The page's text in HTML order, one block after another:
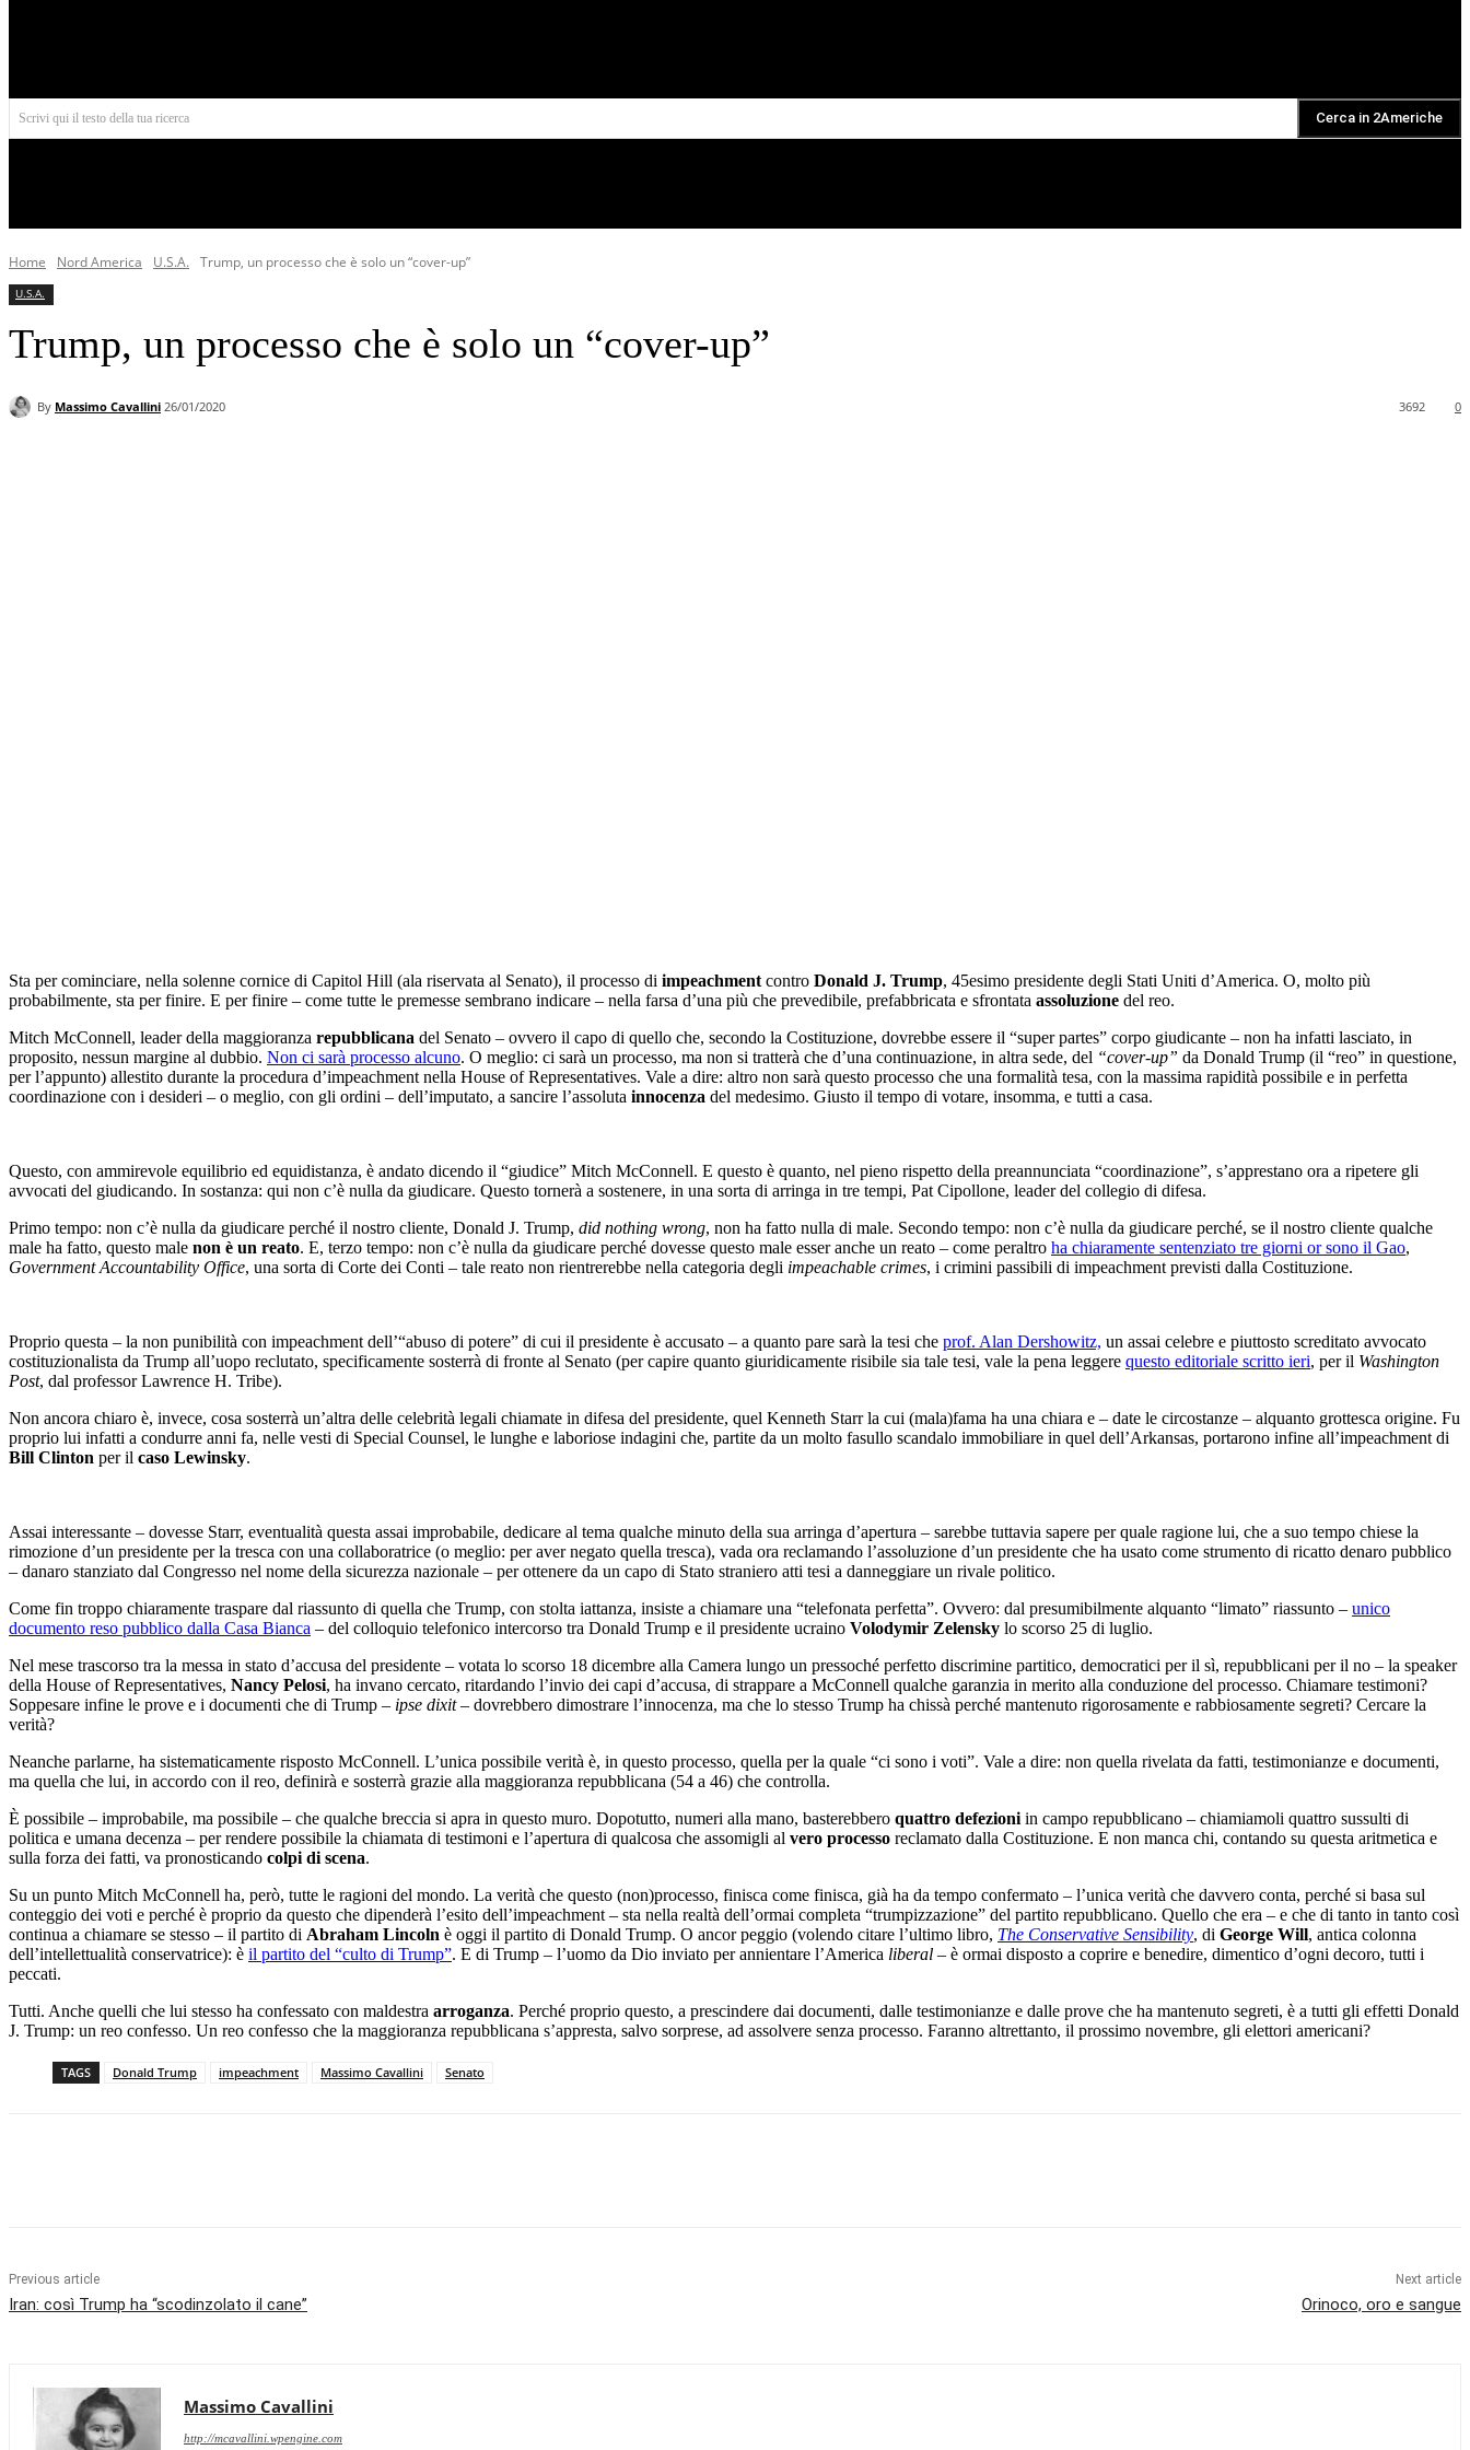
Scrivi qui il testo della tua ricerca Cerca in 2Americhe
Home Nord America U.S.A. Trump, un processo che è solo un “cover-up”
U.S.A.
Trump, un processo che è solo un “cover-up”
By Massimo Cavallini 26/01/2020 0
3692
Sta per cominciare, nella solenne cornice di Capitol Hill (ala riservata al Senato), il processo di impeachment contro Donald J. Trump, 45esimo presidente degli Stati Uniti d’America. O, molto più
probabilmente, sta per finire. E per finire – come tutte le premesse sembrano indicare – nella farsa d’una più che prevedibile, prefabbricata e sfrontata assoluzione del reo.
Mitch McConnell, leader della maggioranza repubblicana del Senato – ovvero il capo di quello che, secondo la Costituzione, dovrebbe essere il “super partes” corpo giudicante – non ha infatti lasciato, in
proposito, nessun margine al dubbio. Non ci sarà processo alcuno. O meglio: ci sarà un processo, ma non si tratterà che d’una continuazione, in altra sede, del “cover-up” da Donald Trump (il “reo” in questione,
per l’appunto) allestito durante la procedura d’impeachment nella House of Representatives. Vale a dire: altro non sarà questo processo che una formalità tesa, con la massima rapidità possibile e in perfetta
coordinazione con i desideri – o meglio, con gli ordini – dell’imputato, a sancire l’assoluta innocenza del medesimo. Giusto il tempo di votare, insomma, e tutti a casa.
Questo, con ammirevole equilibrio ed equidistanza, è andato dicendo il “giudice” Mitch McConnell. E questo è quanto, nel pieno rispetto della preannunciata “coordinazione”, s’apprestano ora a ripetere gli
avvocati del giudicando. In sostanza: qui non c’è nulla da giudicare. Questo tornerà a sostenere, in una sorta di arringa in tre tempi, Pat Cipollone, leader del collegio di difesa.
Primo tempo: non c’è nulla da giudicare perché il nostro cliente, Donald J. Trump, did nothing wrong, non ha fatto nulla di male. Secondo tempo: non c’è nulla da giudicare perché, se il nostro cliente qualche
male ha fatto, questo male non è un reato. E, terzo tempo: non c’è nulla da giudicare perché dovesse questo male esser anche un reato – come peraltro ha chiaramente sentenziato tre giorni or sono il Gao,
Government Accountability Office, una sorta di Corte dei Conti – tale reato non rientrerebbe nella categoria degli impeachable crimes, i crimini passibili di impeachment previsti dalla Costituzione.
Proprio questa – la non punibilità con impeachment dell’“abuso di potere” di cui il presidente è accusato – a quanto pare sarà la tesi che prof. Alan Dershowitz, un assai celebre e piuttosto screditato avvocato
costituzionalista da Trump all’uopo reclutato, specificamente sosterrà di fronte al Senato (per capire quanto giuridicamente risibile sia tale tesi, vale la pena leggere questo editoriale scritto ieri, per il Washington
Post, dal professor Lawrence H. Tribe).
Non ancora chiaro è, invece, cosa sosterrà un’altra delle celebrità legali chiamate in difesa del presidente, quel Kenneth Starr la cui (mala)fama ha una chiara e – date le circostanze – alquanto grottesca origine. Fu
proprio lui infatti a condurre anni fa, nelle vesti di Special Counsel, le lunghe e laboriose indagini che, partite da un molto fasullo scandalo immobiliare in quel dell’Arkansas, portarono infine all’impeachment di
Bill Clinton per il caso Lewinsky.
Assai interessante – dovesse Starr, eventualità questa assai improbabile, dedicare al tema qualche minuto della sua arringa d’apertura – sarebbe tuttavia sapere per quale ragione lui, che a suo tempo chiese la
rimozione d’un presidente per la tresca con una collaboratrice (o meglio: per aver negato quella tresca), vada ora reclamando l’assoluzione d’un presidente che ha usato come strumento di ricatto denaro pubblico
– danaro stanziato dal Congresso nel nome della sicurezza nazionale – per ottenere da un capo di Stato straniero atti tesi a danneggiare un rivale politico.
Come fin troppo chiaramente traspare dal riassunto di quella che Trump, con stolta iattanza, insiste a chiamare una “telefonata perfetta”. Ovvero: dal presumibilmente alquanto “limato” riassunto – unico
documento reso pubblico dalla Casa Bianca – del colloquio telefonico intercorso tra Donald Trump e il presidente ucraino Volodymir Zelensky lo scorso 25 di luglio.
Nel mese trascorso tra la messa in stato d’accusa del presidente – votata lo scorso 18 dicembre alla Camera lungo un pressoché perfetto discrimine partitico, democratici per il sì, repubblicani per il no – la speaker
della House of Representatives, Nancy Pelosi, ha invano cercato, ritardando l’invio dei capi d’accusa, di strappare a McConnell qualche garanzia in merito alla conduzione del processo. Chiamare testimoni?
Soppesare infine le prove e i documenti che di Trump – ipse dixit– dovrebbero dimostrare l’innocenza, ma che lo stesso Trump ha chissà perché mantenuto rigorosamente e rabbiosamente segreti? Cercare la
verità?
Neanche parlarne, ha sistematicamente risposto McConnell. L’unica possibile verità è, in questo processo, quella per la quale “ci sono i voti”. Vale a dire: non quella rivelata da fatti, testimonianze e documenti,
ma quella che lui, in accordo con il reo, definirà e sosterrà grazie alla maggioranza repubblicana (54 a 46) che controlla.
È possibile – improbabile, ma possibile – che qualche breccia si apra in questo muro. Dopotutto, numeri alla mano, basterebbero quattro defezioni in campo repubblicano – chiamiamoli quattro sussulti di
politica e umana decenza – per rendere possibile la chiamata di testimoni e l’apertura di qualcosa che assomigli al vero processo reclamato dalla Costituzione. E non manca chi, contando su questa aritmetica e
sulla forza dei fatti, va pronosticando colpi di scena.
Su un punto Mitch McConnell ha, però, tutte le ragioni del mondo. La verità che questo (non)processo, finisca come finisca, già ha da tempo confermato – l’unica verità che davvero conta, perché si basa sul
conteggio dei voti e perché è proprio da questo che dipenderà l’esito dell’impeachment – sta nella realtà dell’ormai completa “trumpizzazione” del partito repubblicano. Quello che era – e che di tanto in tanto così
continua a chiamare se stesso – il partito di Abraham Lincoln è oggi il partito di Donald Trump. O ancor peggio (volendo citare l’ultimo libro, The Conservative Sensibility, di George Will, antica colonna
dell’intellettualità conservatrice): è il partito del “culto di Trump”. E di Trump – l’uomo da Dio inviato per annientare l’America liberal – è ormai disposto a coprire e benedire, dimentico d’ogni decoro, tutti i
peccati.
Tutti. Anche quelli che lui stesso ha confessato con maldestra arroganza. Perché proprio questo, a prescindere dai documenti, dalle testimonianze e dalle prove che ha mantenuto segreti, è a tutti gli effetti Donald
J. Trump: un reo confesso. Un reo confesso che la maggioranza repubblicana s’appresta, salvo sorprese, ad assolvere senza processo. Faranno altrettanto, il prossimo novembre, gli elettori americani?
TAGS Donald Trump impeachment Massimo Cavallini Senato
Previous article
Iran: così Trump ha “scodinzolato il cane”
Next article
Orinoco, oro e sangue
Massimo Cavallini
http://mcavallini.wpengine.com